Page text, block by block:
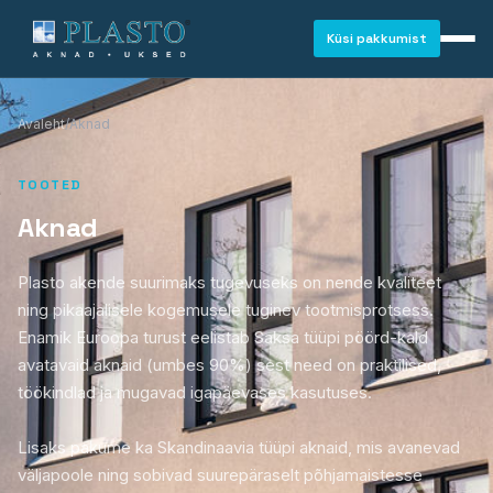
AKNAD
Küsi pakkumist
Avaleht/Aknad
TOOTED
Aknad
Plasto akende suurimaks tugevuseks on nende kvaliteet
ning pikaajalisele kogemusele tuginev tootmisprotsess.
Enamik Euroopa turust eelistab Saksa tüüpi pöörd-kald
avatavaid aknaid (umbes 90%) sest need on praktilised,
töökindlad ja mugavad igapäevases kasutuses.
Lisaks pakume ka Skandinaavia tüüpi aknaid, mis avanevad
väljapoole ning sobivad suurepäraselt põhjamaistesse